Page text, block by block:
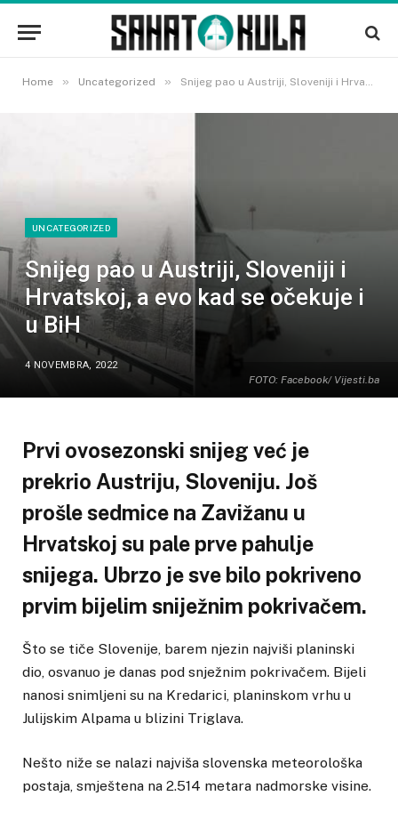
Home » Uncategorized » Snijeg pao u Austriji, Sloveniji i Hrvatskoj, a evo kad se očekuje i u BiH
FOTO: Facebook/ Vijesti.ba
UNCATEGORIZED
Snijeg pao u Austriji, Sloveniji i
Hrvatskoj, a evo kad se očekuje i
u BiH
4 NOVEMBRA, 2022
Prvi ovosezonski snijeg već je
prekrio Austriju, Sloveniju. Još
prošle sedmice na Zavižanu u
Hrvatskoj su pale prve pahulje
snijega. Ubrzo je sve bilo pokriveno
prvim bijelim sniježnim pokrivačem.
Što se tiče Slovenije, barem njezin najviši planinski
dio, osvanuo je danas pod snježnim pokrivačem. Bijeli
nanosi snimljeni su na Kredarici, planinskom vrhu u
Julijskim Alpama u blizini Triglava.
Nešto niže se nalazi najviša slovenska meteorološka
postaja, smještena na 2.514 metara nadmorske visine.